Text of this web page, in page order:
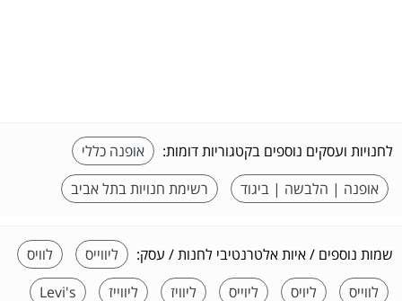
לחנויות ועסקים נוספים בקטגוריות דומות:
אופנה כללי
אופנה | הלבשה | ביגוד
רשימת חנויות בתל אביב
שמות נוספים / איות אלטרנטיבי לחנות / עסק: ליווייס
לוויס
לווייס
ליויס ליוייס ליוויז ליווייז
Levi's